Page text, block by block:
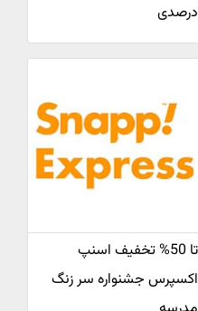
درصدی
تا 50% تخفیف اسنپ
اکسپرس جشنواره سر زنگ